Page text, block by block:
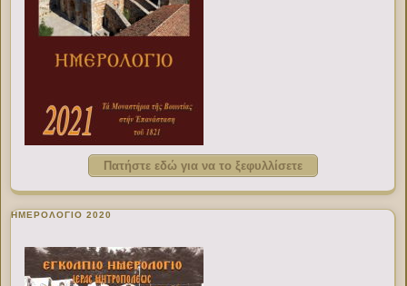
Πατήστε εδώ για να το ξεφυλλίσετε
ΗΜΕΡΟΛΟΓΙΟ 2020